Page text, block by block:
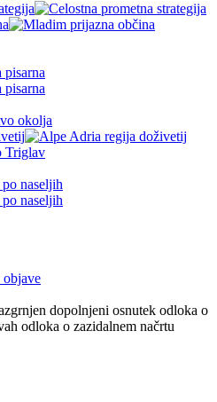
objave
dopolnjeni osnutek odloka o
odloka o zazidalnem načrtu